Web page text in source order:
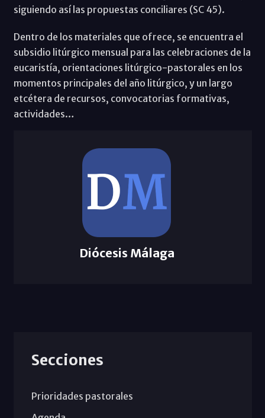
siguiendo así las propuestas conciliares (SC 45).
Dentro de los materiales que ofrece, se encuentra el
subsidio litúrgico mensual para las celebraciones de la
eucaristía, orientaciones litúrgico-pastorales en los
momentos principales del año litúrgico, y un largo
etcétera de recursos, convocatorias formativas,
actividades…
Diócesis Málaga
Secciones
Prioridades pastorales